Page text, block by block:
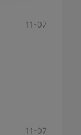
11-07
11-07